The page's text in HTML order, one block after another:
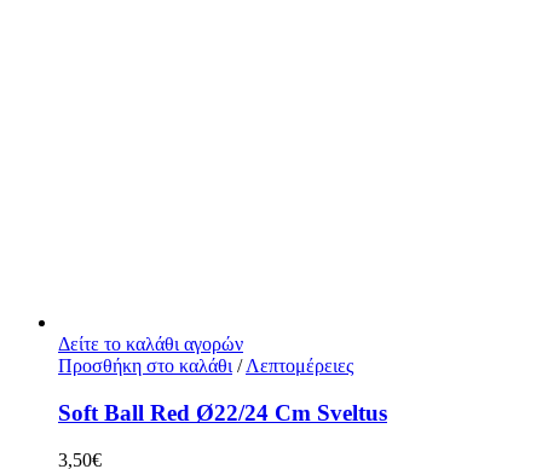
Δείτε το καλάθι αγορών
Προσθήκη στο καλάθι / Λεπτομέρειες
Soft Ball Red Ø22/24 Cm Sveltus
3,50€